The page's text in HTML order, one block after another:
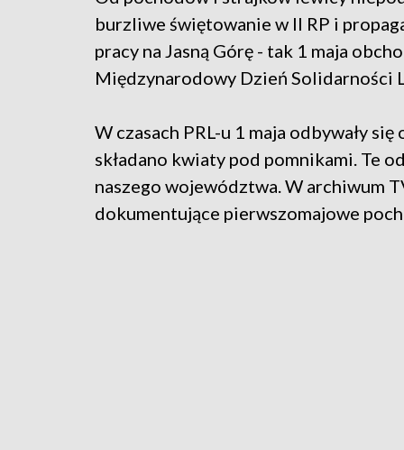
burzliwe świętowanie w II RP i
pracy na Jasną Górę - tak 1 maja
Międzynarodowy Dzień Solidarności
W czasach PRL-u 1 maja odbywały
składano kwiaty pod pomnikami. Te
naszego województwa. W archiwum
dokumentujące pierwszomajowe